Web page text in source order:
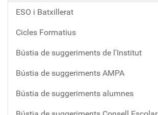
ESO i Batxillerat
Cicles Formatius
Bústia de suggeriments de l'Institut
Bústia de suggeriments AMPA
Bústia de suggeriments alumnes